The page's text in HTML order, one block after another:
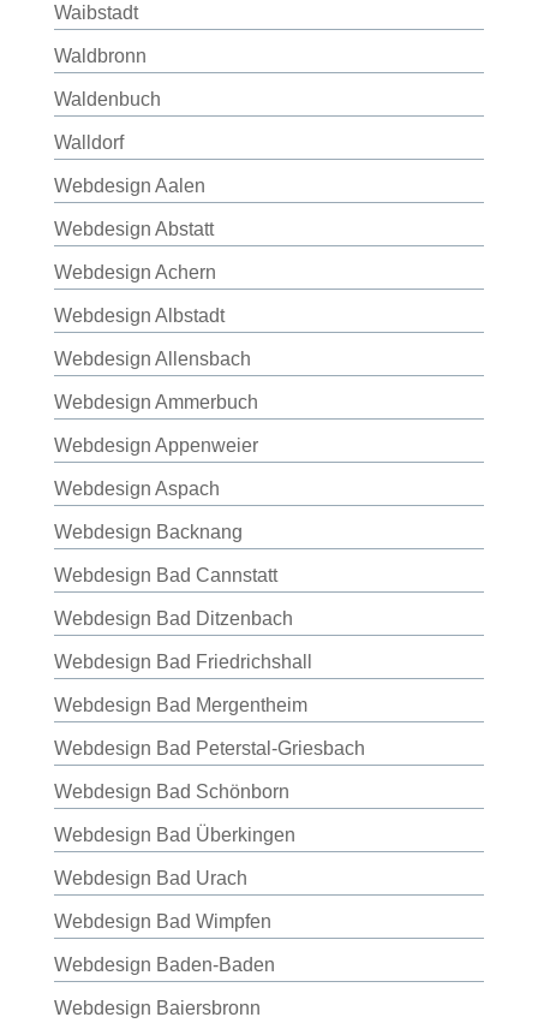
Waibstadt
Waldbronn
Waldenbuch
Walldorf
Webdesign Aalen
Webdesign Abstatt
Webdesign Achern
Webdesign Albstadt
Webdesign Allensbach
Webdesign Ammerbuch
Webdesign Appenweier
Webdesign Aspach
Webdesign Backnang
Webdesign Bad Cannstatt
Webdesign Bad Ditzenbach
Webdesign Bad Friedrichshall
Webdesign Bad Mergentheim
Webdesign Bad Peterstal-Griesbach
Webdesign Bad Schönborn
Webdesign Bad Überkingen
Webdesign Bad Urach
Webdesign Bad Wimpfen
Webdesign Baden-Baden
Webdesign Baiersbronn